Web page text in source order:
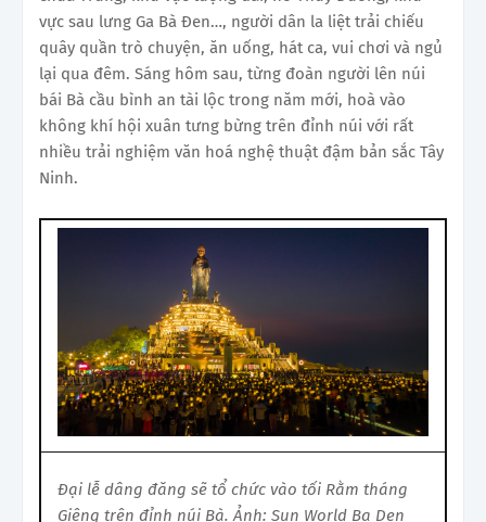
vực sau lưng Ga Bà Đen…, người dân la liệt trải chiếu
quây quần trò chuyện, ăn uống, hát ca, vui chơi và ngủ
lại qua đêm. Sáng hôm sau, từng đoàn người lên núi
bái Bà cầu bình an tài lộc trong năm mới, hoà vào
không khí hội xuân tưng bừng trên đỉnh núi với rất
nhiều trải nghiệm văn hoá nghệ thuật đậm bản sắc Tây
Ninh.
Đại lễ dâng đăng sẽ tổ chức vào tối Rằm tháng
Giêng trên đỉnh núi Bà. Ảnh: Sun World Ba Den